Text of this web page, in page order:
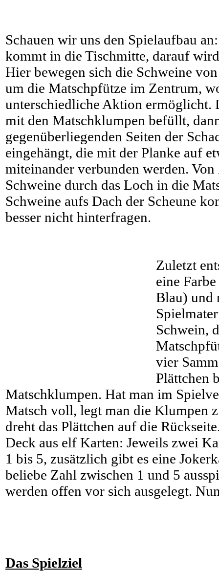
Schauen wir uns den Spielaufbau
kommt in die Tischmitte, darauf
Hier bewegen sich die Schweine
um die Matschpfütze im Zentrum,
unterschiedliche Aktion ermöglicht.
mit den Matschklumpen befüllt,
gegenüberliegenden Seiten der
eingehängt, die mit der Planke auf
miteinander verbunden werden.
Schweine durch das Loch in die
Schweine aufs Dach der Scheune
besser nicht hinterfragen.
Zuletzt
eine
Blau) und
Schwein,
vier
Plättchen
Matschklumpen. Hat man im
Matsch voll, legt man die Klumpen
dreht das Plättchen auf die
Deck aus elf Karten: Jeweils zwei
1 bis 5, zusätzlich gibt es eine
beliebe Zahl zwischen 1 und 5
werden offen vor sich ausgelegt.
Das Spielziel